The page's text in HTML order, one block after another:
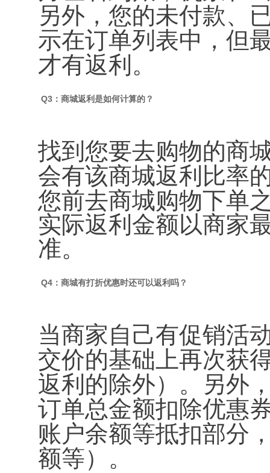
另外，您的未付款、
示在订单列表中，但
才有返利。
Q3：商城返利是如何计算的？
找到您要去购物的商
会有该商城返利比率
您前去商城购物下单
实际返利金额以商家
准。
Q4：商城有打折优惠时还可以返利吗？
当商家自己有促销活
交价的基础上再次获
返利的除外）。另外
订单总金额扣除优惠
账户余额等抵扣部分
额等）。